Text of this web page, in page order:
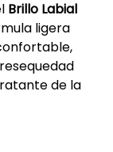
Brillo Labial
ligera
de la